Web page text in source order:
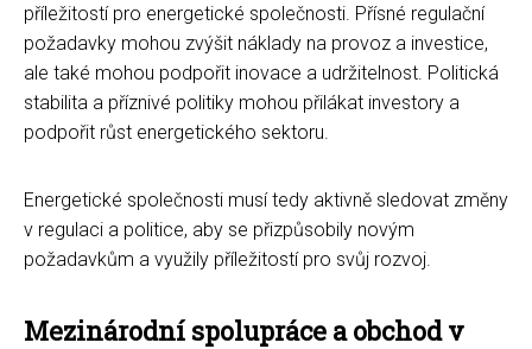
příležitostí pro energetické společnosti. Přísné regulační
požadavky mohou zvýšit náklady na provoz a investice,
ale také mohou podpořit inovace a udržitelnost. Politická
stabilita a příznivé politiky mohou přilákat investory a
podpořit růst energetického sektoru.
Energetické společnosti musí tedy aktivně sledovat změny
v regulaci a politice, aby se přizpůsobily novým
požadavkům a využily příležitostí pro svůj rozvoj.
Mezinárodní spolupráce a obchod v